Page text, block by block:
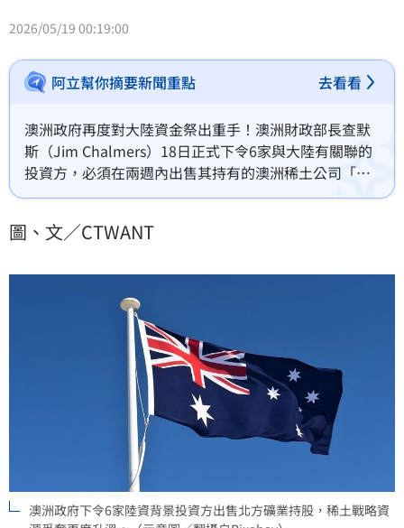
2026/05/19 00:19:00
阿立幫你摘要新聞重點 去看看
澳洲政府再度對大陸資金祭出重手！澳洲財政部長查默
斯（Jim Chalmers）18日正式下令6家與大陸有關聯的
投資方，必須在兩週內出售其持有的澳洲稀土公司「北
方礦業」（Northern Minerals）股份。澳洲政府認為，
家具有戰略價值的稀土礦商，而相關重稀土涉及半導
決定再次強硬介入。
圖、文／CTWANT
澳洲政府下令6家陸資背景投資方出售北方礦業持股，稀土戰略資